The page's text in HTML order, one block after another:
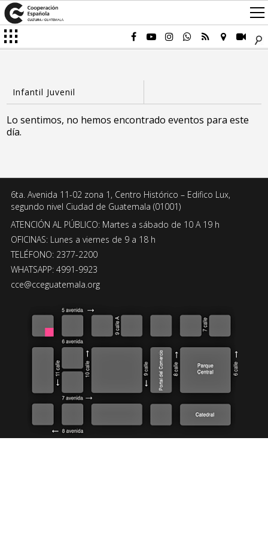
Lo sentimos, no hemos encontrado eventos para este
día.
6ta. Avenida 11-02 zona 1, Centro Histórico – Edifico Lux,
segundo nivel Ciudad de Guatemala (01001)
ATENCIÓN AL PÚBLICO: Martes a sábado de 10 A 19 h
OFICINAS: Lunes a viernes de 9 a 18 h
TELÉFONO: 2377-2200
WHATSAPP: 4991-9923
cce@cceguatemala.org